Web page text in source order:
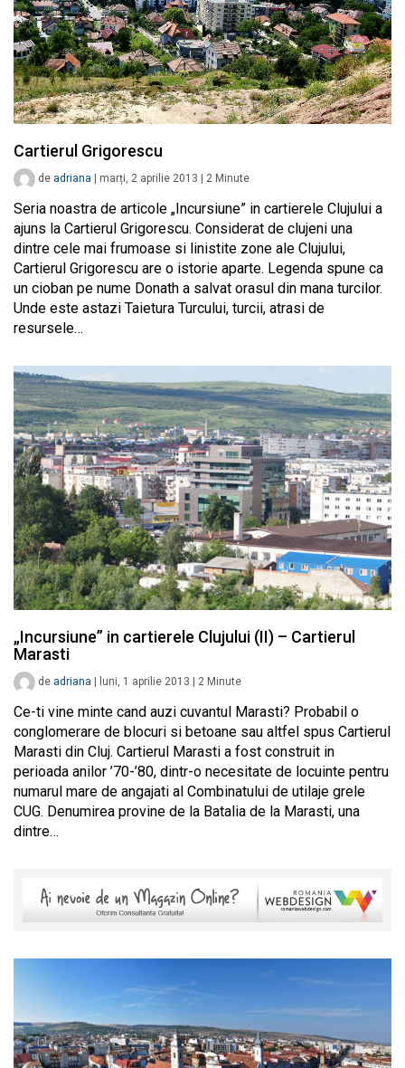
Cartierul Grigorescu
de adriana marți, 2 aprilie 2013 2 Minute
Seria noastra de articole „Incursiune” in cartierele Clujului a
ajuns la Cartierul Grigorescu. Considerat de clujeni una
dintre cele mai frumoase si linistite zone ale Clujului,
Cartierul Grigorescu are o istorie aparte. Legenda spune ca
un cioban pe nume Donath a salvat orasul din mana turcilor.
Unde este astazi Taietura Turcului, turcii, atrasi de
resursele…
„Incursiune” in cartierele Clujului (II) – Cartierul
Marasti
de adriana luni, 1 aprilie 2013 2 Minute
Ce-ti vine minte cand auzi cuvantul Marasti? Probabil o
conglomerare de blocuri si betoane sau altfel spus Cartierul
Marasti din Cluj. Cartierul Marasti a fost construit in
perioada anilor ’70-’80, dintr-o necesitate de locuinte pentru
numarul mare de angajati al Combinatului de utilaje grele
CUG. Denumirea provine de la Batalia de la Marasti, una
dintre…